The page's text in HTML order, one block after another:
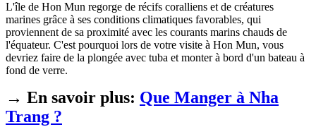
L'île de Hon Mun regorge de récifs coralliens et de créatures
marines grâce à ses conditions climatiques favorables, qui
proviennent de sa proximité avec les courants marins chauds de
l'équateur. C'est pourquoi lors de votre visite à Hon Mun, vous
devriez faire de la plongée avec tuba et monter à bord d'un bateau à
fond de verre.
→ En savoir plus: Que Manger à Nha
Trang ?